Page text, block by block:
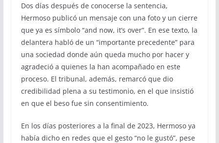
Dos días después de conocerse la sentencia,
Hermoso publicó un mensaje con una foto y un cierre
que ya es símbolo “and now, it’s over”. En ese texto, la
delantera habló de un “importante precedente” para
una sociedad donde aún queda mucho por hacer y
agradeció a quienes la han acompañado en este
proceso. El tribunal, además, remarcó que dio
credibilidad plena a su testimonio, en el que insistió
en que el beso fue sin consentimiento.
En los días posteriores a la final de 2023, Hermoso ya
había dicho en redes que el gesto “no le gustó”, pese